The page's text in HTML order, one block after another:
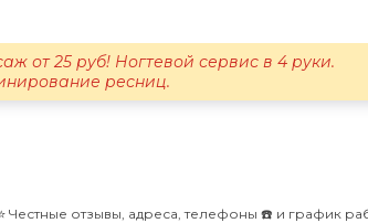
от 25 руб! Ногтевой сервис в 4 руки.
ресниц.
отзывы, адреса, телефоны ☎️ и график